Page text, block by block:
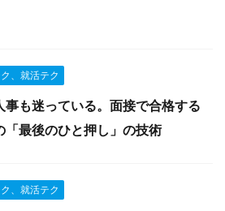
、就活テク
事も迷っている。面接で合格する
「最後のひと押し」の技術
、就活テク